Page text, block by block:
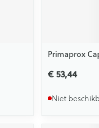
Primaprox
€ 53,44
Niet